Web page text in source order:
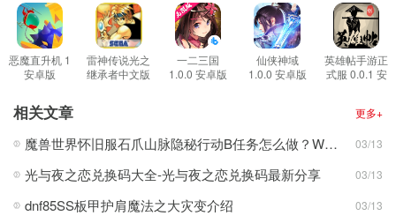
游戏特点
这是一次脑力的大考验，细节设置非常的巧妙。需要你有足够的细
致和耐心。破解掉这些难题。让真相浮出水面。找到真正的凶手。
谁才是真正的凶手。这是一次真实的游戏体验，作为这个案件的见
证者和破解者，以第一人称的视角参与到整个故事的发展。
的观察，不放过任何的疑点，冷静是最重要的。
游戏优势
探案解谜的过程非常的真实，一步步的寻找线索，这是一个慢慢积
恶魔直升机 1
安卓版
雷神传说光之
继承者中文版
一二三国
1.0.0 安卓版
仙侠神域
1.0.0 安卓版
英雄帖手游正
式服 0.0.1 安
相关文章 更多+
魔兽世界怀旧服石爪山脉隐秘行动B任务怎么做？WOW怀旧服风险投资公司函件在哪儿？ 03/13
光与夜之恋兑换码大全-光与夜之恋兑换码最新分享 03/13
dnf85SS板甲护肩魔法之大灾变介绍 03/13